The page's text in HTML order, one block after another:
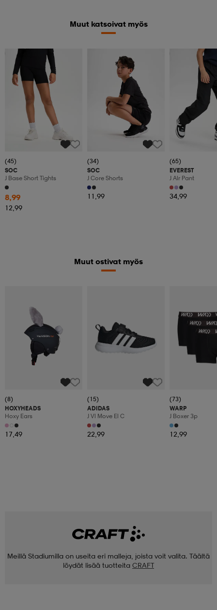
Muut katsoivat myös
Member
(45)
SOC
J Base Short Tights
8,99
12,99
(34)
SOC
J Core Shorts
11,99
Kampanja -25%
(65)
EVEREST
J Alr Pant
34,99
Muut ostivat myös
(8)
HOXYHEADS
Hoxy Ears
17,49
(15)
ADIDAS
J Vl Move El C
22,99
(73)
WARP
J Boxer 3p
12,99
Meillä Stadiumilla on useita eri malleja, joista voit valita. Täältä
löydät lisää tuotteita CRAFT